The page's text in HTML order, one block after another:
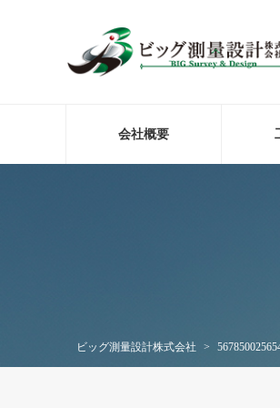
会社概要
ビッグ測量設計株式会社 >